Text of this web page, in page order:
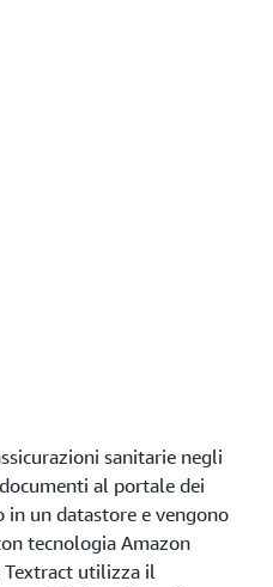
sanitarie negli
al portale dei
un datastore e vengono
tecnologia Amazon
utilizza il